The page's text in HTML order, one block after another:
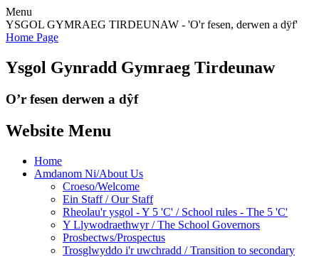
Menu
YSGOL GYMRAEG TIRDEUNAW - 'O'r fesen, derwen a dÿf'
Home Page
Ysgol Gynradd Gymraeg Tirdeunaw
O’r fesen derwen a dŷf
Website Menu
Home
Amdanom Ni/About Us
Croeso/Welcome
Ein Staff / Our Staff
Rheolau'r ysgol - Y 5 'C' / School rules - The 5 'C'
Y Llywodraethwyr / The School Governors
Prosbectws/Prospectus
Trosglwyddo i'r uwchradd / Transition to secondary